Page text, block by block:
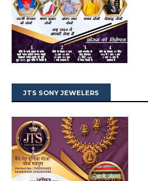
JTS SONY JEWELERS